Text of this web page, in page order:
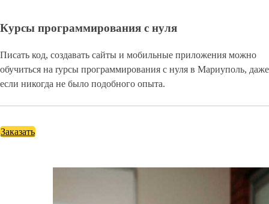
Курсы программирования с нуля
Писать код, создавать сайты и мобильные приложения можно
обучиться на rурсы программирования с нуля в Мариуполь, даже
если никогда не было подобного опыта.
Заказать